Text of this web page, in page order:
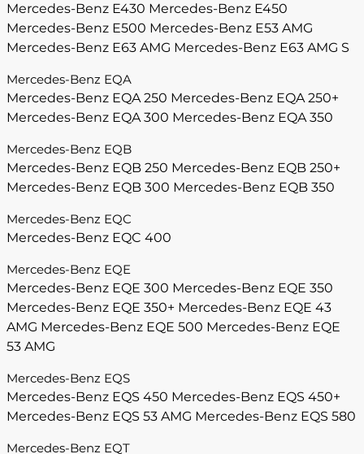
Mercedes-Benz E430 Mercedes-Benz E450
Mercedes-Benz E500 Mercedes-Benz E53 AMG
Mercedes-Benz E63 AMG Mercedes-Benz E63 AMG S
Mercedes-Benz EQA
Mercedes-Benz EQA 250 Mercedes-Benz EQA 250+
Mercedes-Benz EQA 300 Mercedes-Benz EQA 350
Mercedes-Benz EQB
Mercedes-Benz EQB 250 Mercedes-Benz EQB 250+
Mercedes-Benz EQB 300 Mercedes-Benz EQB 350
Mercedes-Benz EQC
Mercedes-Benz EQC 400
Mercedes-Benz EQE
Mercedes-Benz EQE 300 Mercedes-Benz EQE 350
Mercedes-Benz EQE 350+ Mercedes-Benz EQE 43
AMG Mercedes-Benz EQE 500 Mercedes-Benz EQE
53 AMG
Mercedes-Benz EQS
Mercedes-Benz EQS 450 Mercedes-Benz EQS 450+
Mercedes-Benz EQS 53 AMG Mercedes-Benz EQS 580
Mercedes-Benz EQT